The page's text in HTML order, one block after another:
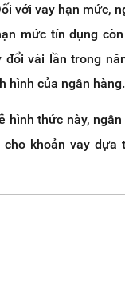
với vay hạn mức,
mức tín dụng
đổi vài lần trong
hình của ngân hàng.
hình thức này,
khoản vay dựa